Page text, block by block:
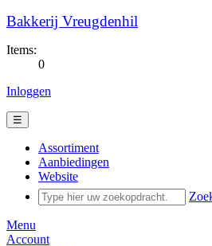
Bakkerij Vreugdenhil
Items:
0
Inloggen
☰
Assortiment
Aanbiedingen
Website
Menu
Account